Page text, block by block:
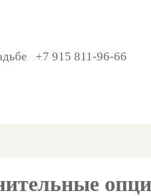
+7 915 811-96-66